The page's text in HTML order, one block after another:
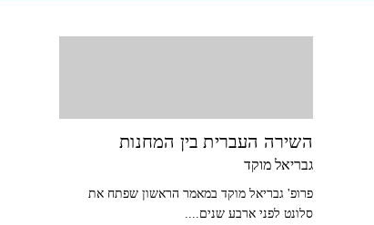
השירה העברית בין המחנות
גבריאל מוקד
פרופ' גבריאל מוקד במאמר הראשון שפתח את
סלונט לפני ארבע שנים....